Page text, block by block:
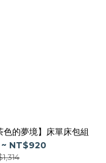
的夢境】床單床包組
NT$920